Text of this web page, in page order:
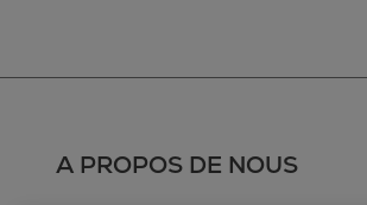
A PROPOS DE NOUS